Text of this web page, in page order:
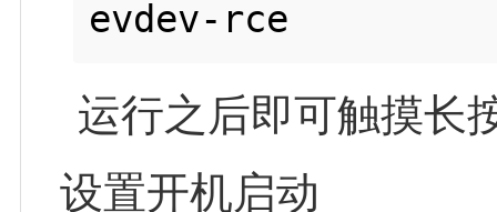
运行之后即可触摸长
设置开机启动